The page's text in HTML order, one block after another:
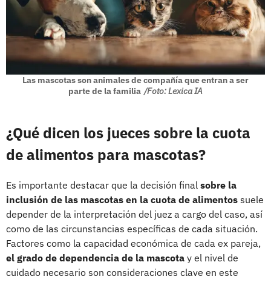
Las mascotas son animales de compañía que entran a ser
parte de la familia /Foto: Lexica IA
¿Qué dicen los jueces sobre la cuota
de alimentos para mascotas?
Es importante destacar que la decisión final sobre la
inclusión de las mascotas en la cuota de alimentos suele
depender de la interpretación del juez a cargo del caso, así
como de las circunstancias específicas de cada situación.
Factores como la capacidad económica de cada ex pareja,
el grado de dependencia de la mascota y el nivel de
cuidado necesario son consideraciones clave en este